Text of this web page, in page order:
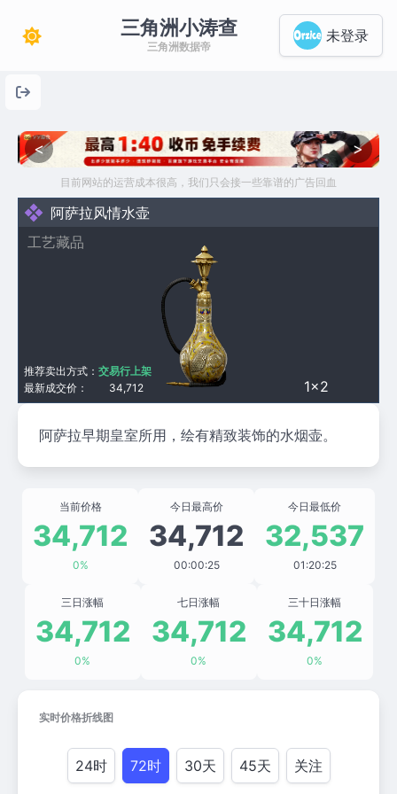
三角洲小涛查
三角洲数据帝
未登录
< >
目前网站的运营成本很高，我们只会接一些靠谱的广告回血
阿萨拉风情水壶
工艺藏品
1×2
最新成交价： 34,712
推荐卖出方式： 交易行上架
阿萨拉早期皇室所用，绘有精致装饰的水烟壶。
当前价格
34,712
0%
今日最高价
34,712
00:00:25
今日最低价
32,537
01:20:25
三日涨幅
34,712
0%
七日涨幅
34,712
0%
三十日涨幅
34,712
0%
实时价格折线图
24时 72时 30天 45天 关注